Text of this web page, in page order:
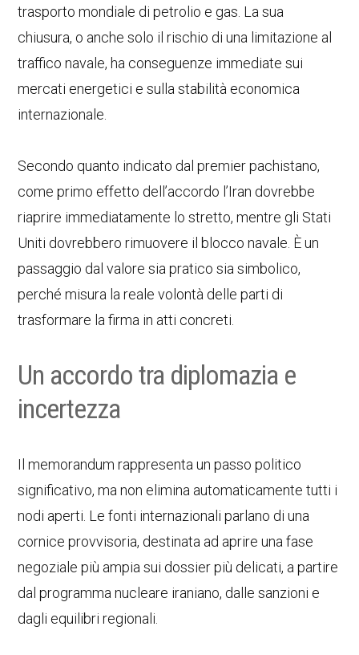
trasporto mondiale di petrolio e gas. La sua
chiusura, o anche solo il rischio di una limitazione al
traffico navale, ha conseguenze immediate sui
mercati energetici e sulla stabilità economica
internazionale.
Secondo quanto indicato dal premier pachistano,
come primo effetto dell’accordo l’Iran dovrebbe
riaprire immediatamente lo stretto, mentre gli Stati
Uniti dovrebbero rimuovere il blocco navale. È un
passaggio dal valore sia pratico sia simbolico,
perché misura la reale volontà delle parti di
trasformare la firma in atti concreti.
Un accordo tra diplomazia e
incertezza
Il memorandum rappresenta un passo politico
significativo, ma non elimina automaticamente tutti i
nodi aperti. Le fonti internazionali parlano di una
cornice provvisoria, destinata ad aprire una fase
negoziale più ampia sui dossier più delicati, a partire
dal programma nucleare iraniano, dalle sanzioni e
dagli equilibri regionali.